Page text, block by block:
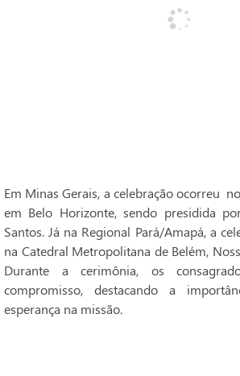
Em Minas Gerais, a celebração ocorreu
em Belo Horizonte, sendo presidida
Santos. Já na Regional Pará/Amapá, a
na Catedral Metropolitana de Belém,
Durante a cerimônia, os
compromisso, destacando a
esperança na missão.